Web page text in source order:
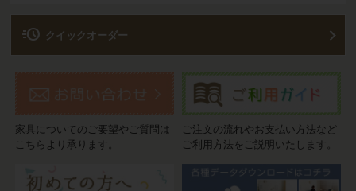
acute クイックオーダー
家具についてのご要望やご質問は
こちらより承ります。
ご注文の流れやお支払い方法など
ご利用方法をご説明いたします。